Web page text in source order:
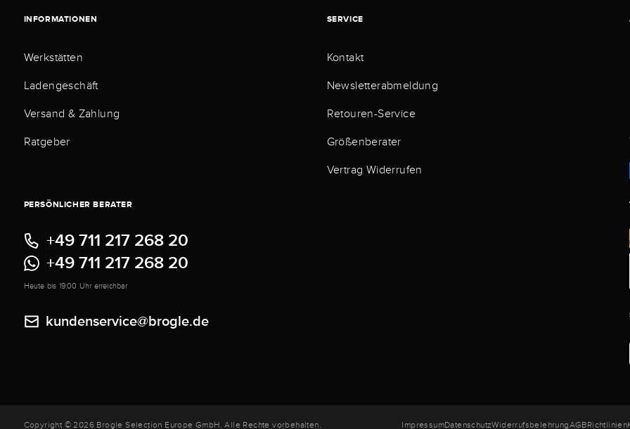
INFORMATIONEN
Werkstätten
Ladengeschäft
Versand & Zahlung
Ratgeber
SERVICE
Kontakt
Newsletterabmeldung
Retouren-Service
Größenberater
Vertrag Widerrufen
PERSÖNLICHER BERATER
+49 711 217 268 20
+49 711 217 268 20
Heute bis 19:00 Uhr erreichbar
kundenservice@brogle.de
Copyright © 2026 Brogle Selection Europe GmbH. Alle Rechte vorbehalten. ImpressumDatenschutzWiderrufsbelehrungAGBRichtlinien